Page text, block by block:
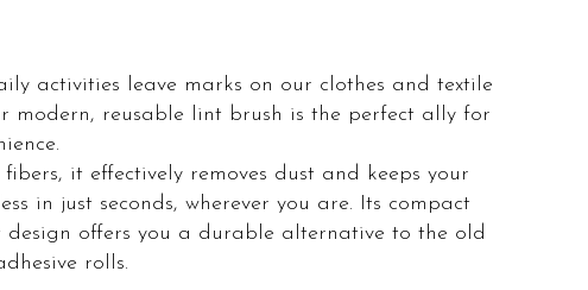
activities leave marks on our clothes and textile
modern, reusable lint brush is the perfect ally for
it effectively removes dust and keeps your
in just seconds, wherever you are. Its compact
design offers you a durable alternative to the old
rolls.